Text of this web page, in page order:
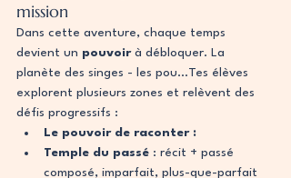
mission
Dans cette aventure, chaque temps
devient un pouvoir à débloquer. La
planète des singes - les pou…Tes élèves
explorent plusieurs zones et relèvent des
défis progressifs :
Le pouvoir de raconter :
Temple du passé : récit + passé
composé, imparfait, plus-que-parfait